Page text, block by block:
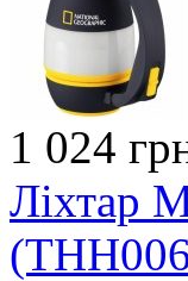
1 024
Ліхтар